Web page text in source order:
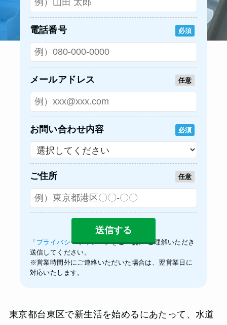
電話番号 必須
メールアドレス 任意
お問い合わせ内容 必須
ご住所 任意
「 プライバシーポリシー」をご一読、 ご理解いただき
送信してください。
※営業時間外にご連絡いただいた場合は、翌営業日に
対応いたします。
東京都台東区で新生活を始めるにあたって、水道